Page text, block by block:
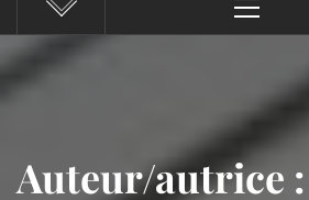
principal
Auteur/autrice :